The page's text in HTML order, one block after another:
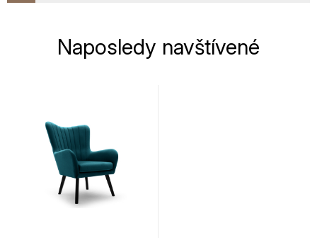
Naposledy navštívené